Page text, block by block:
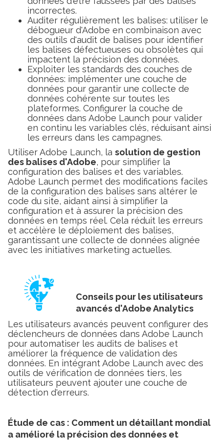
incorrectes.
Auditer régulièrement les balises: utiliser le
débogueur d'Adobe en combinaison avec
des outils d'audit de balises pour identifier
les balises défectueuses ou obsolètes qui
impactent la précision des données.
Exploiter les standards des couches de
données: implémenter une couche de
données pour garantir une collecte de
données cohérente sur toutes les
plateformes. Configurer la couche de
données dans Adobe Launch pour valider
en continu les variables clés, réduisant ainsi
les erreurs dans les campagnes.
Utiliser Adobe Launch, la solution de gestion
des balises d'Adobe, pour simplifier la
configuration des balises et des variables.
Adobe Launch permet des modifications faciles
de la configuration des balises sans altérer le
code du site, aidant ainsi à simplifier la
configuration et à assurer la précision des
données en temps réel. Cela réduit les erreurs
et accélère le déploiement des balises,
garantissant une collecte de données alignée
avec les initiatives marketing actuelles.
Conseils pour les utilisateurs
avancés d'Adobe Analytics
Les utilisateurs avancés peuvent configurer des
déclencheurs de données dans Adobe Launch
pour automatiser les audits de balises et
améliorer la fréquence de validation des
données. En intégrant Adobe Launch avec des
outils de vérification de données tiers, les
utilisateurs peuvent ajouter une couche de
détection d'erreurs.
Étude de cas : Comment un détaillant mondial
a amélioré la précision des données et